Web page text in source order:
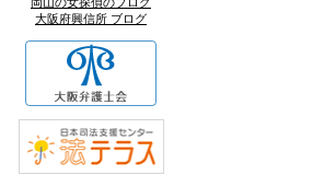
大阪府興信所 ブログ